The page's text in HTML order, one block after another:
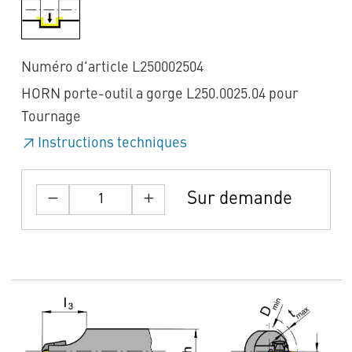
Numéro d'article L250002504
HORN porte-outil a gorge L250.0025.04 pour
Tournage
Instructions techniques
Sur demande